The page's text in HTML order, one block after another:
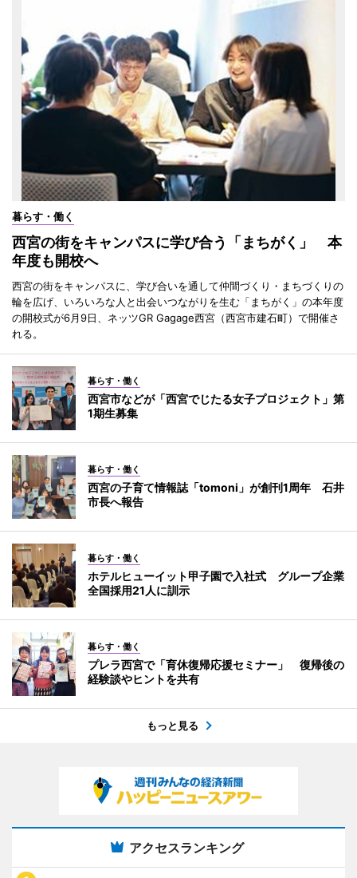
暮らす・働く
西宮の街をキャンパスに学び合う「まちがく」 本
年度も開校へ
西宮の街をキャンパスに、学び合いを通して仲間づくり・まちづくりの
輪を広げ、いろいろな人と出会いつながりを生む「まちがく」の本年度
の開校式が6月9日、ネッツGR Gagage西宮（西宮市建石町）で開催さ
れる。
暮らす・働く
西宮市などが「西宮でじたる女子プロジェクト」第
1期生募集
暮らす・働く
西宮の子育て情報誌「tomoni」が創刊1周年 石井
市長へ報告
暮らす・働く
ホテルヒューイット甲子園で入社式 グループ企業
全国採用21人に訓示
暮らす・働く
プレラ西宮で「育休復帰応援セミナー」 復帰後の
経験談やヒントを共有
もっと見る
アクセスランキング